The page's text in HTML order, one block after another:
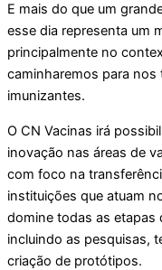
E mais do que um
esse dia representa um
principalmente no
caminharemos para
imunizantes.
O CN Vacinas irá
inovação nas áreas de
com foco na
instituições que atuam
domine todas as
incluindo as pesquisas,
criação de protótipos.